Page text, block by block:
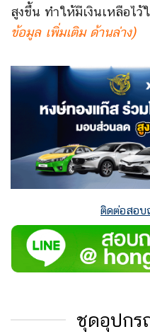
สูงขึ้น ทำให้มีเงินเหลือไ
ข้อมูล เพิ่มเติม ด้านล่าง)
ติดต่อสอบ
ชุดอุปกร